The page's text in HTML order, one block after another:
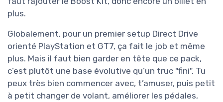
plus.
Globalement, pour un premier setup Direct Drive
orienté PlayStation et GT7, ça fait le job et même
plus. Mais il faut bien garder en tête que ce pack,
c’est plutôt une base évolutive qu’un truc "fini". Tu
peux très bien commencer avec, t’amuser, puis petit
à petit changer de volant, améliorer les pédales,